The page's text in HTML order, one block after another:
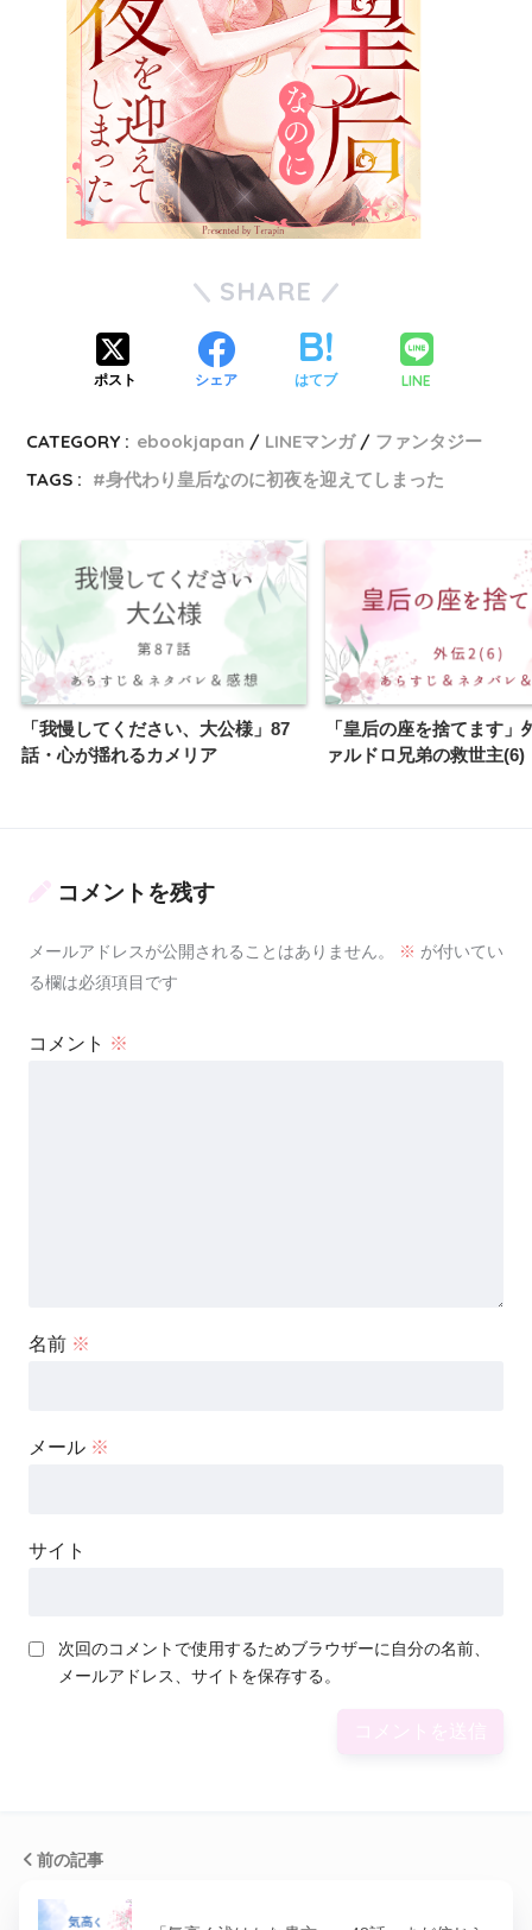
SHARE
ポスト シェア はてブ LINE
CATEGORY : ebookjapan LINEマンガ
ファンタジー
TAGS :
身代わり皇后なのに初夜を迎えてしまった
「我慢してください、大公様」87
話・心が揺れるカメリア
「皇后の座を捨てます」
ァルドロ兄弟の救世主(6)
コメントを残す
メールアドレスが公開されることはありません。 ※ が付いてい
る欄は必須項目です
コメント ※
名前 ※
メール ※
サイト
次回のコメントで使用するためブラウザーに自分の名前、
メールアドレス、サイトを保存する。
前の記事